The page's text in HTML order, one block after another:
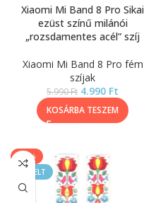
Xiaomi Mi Band 8 Pro Sikai
ezüst színű milánói
„rozsdamentes acél” szíj
Xiaomi Mi Band 8 Pro fém
szíjak
5.990Ft 4.990 Ft
KOSÁRBA TESZEM
-17%
KIEMELT